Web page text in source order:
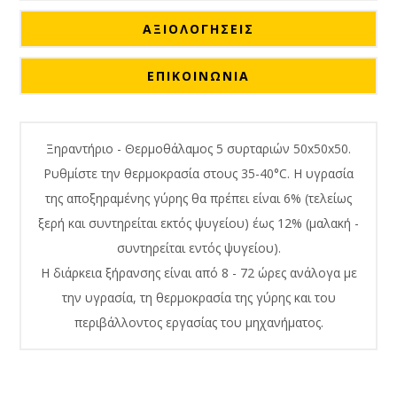
ΑΞΙΟΛΟΓΉΣΕΙΣ
ΕΠΙΚΟΙΝΩΝΙΑ
Ξηραντήριο - Θερμοθάλαμος 5 συρταριών 50x50x50.
Ρυθμίστε την θερμοκρασία στους 35-40°C. Η υγρασία
της αποξηραμένης γύρης θα πρέπει είναι 6% (τελείως
ξερή και συντηρείται εκτός ψυγείου) έως 12% (μαλακή -
συντηρείται εντός ψυγείου).
Η διάρκεια ξήρανσης είναι από 8 - 72 ώρες ανάλογα με
την υγρασία, τη θερμοκρασία της γύρης και του
περιβάλλοντος εργασίας του μηχανήματος.